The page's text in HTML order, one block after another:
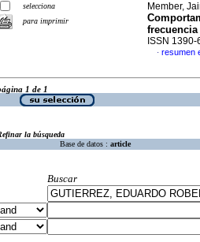
selecciona
para imprimir
Member,
ISSN 1390-
· resumen
1 de 1
la búsqueda
Base de datos : article
Buscar